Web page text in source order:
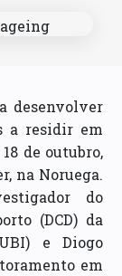
desenvolver
a residir em
de outubro,
na Noruega.
do
(DCD) da
e Diogo
em